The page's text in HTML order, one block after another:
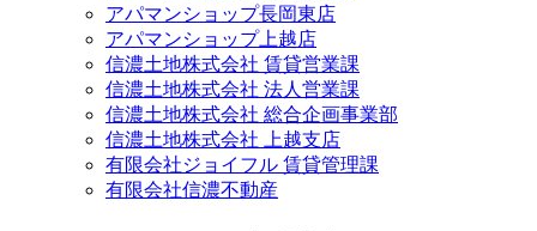
アパマンショップ長岡東店
アパマンショップ上越店
信濃土地株式会社 賃貸営業課
信濃土地株式会社 法人営業課
信濃土地株式会社 総合企画事業部
信濃土地株式会社 上越支店
有限会社ジョイフル 賃貸管理課
有限会社信濃不動産